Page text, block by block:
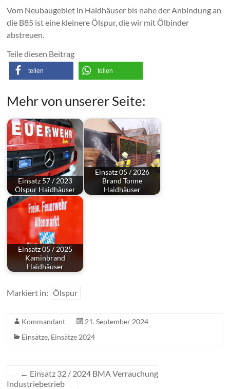
Vom Neubaugebiet in Haidhäuser bis nahe der Anbindung an
die B85 ist eine kleinere Ölspur, die wir mit Ölbinder
abstreuen.
Teile diesen Beitrag
teilen teilen
Mehr von unserer Seite:
Einsatz 57 / 2023
Ölspur Haidhäuser
Einsatz 05 / 2026
Brand Tonne
Haidhäuser
Einsatz 05 / 2025
Kaminbrand
Haidhäuser
Markiert in: Ölspur
Kommandant
21. September 2024
Einsätze, Einsätze 2024
← Einsatz 32 / 2024 BMA Verrauchung
Industriebetrieb